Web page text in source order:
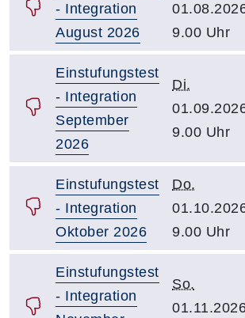
- Integration
August 2026
9.00 Uhr
Einstufungstest
- Integration
September
2026
Di.
9.00 Uhr
Einstufungstest
- Integration
Oktober 2026
Do.
9.00 Uhr
Einstufungstest
- Integration
So.